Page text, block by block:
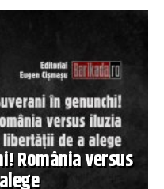
România versus